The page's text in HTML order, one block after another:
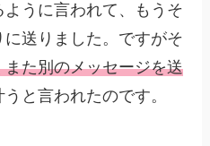
うに言われて、もうそ
送りました。ですがそ
た別のメッセージを送
と言われたのです。